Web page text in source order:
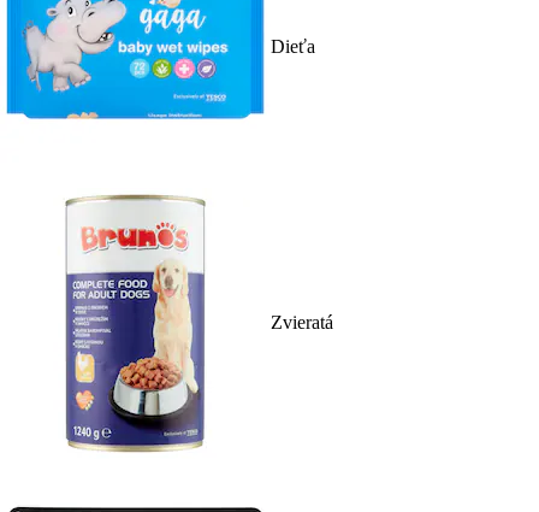
Dieťa
Zvieratá